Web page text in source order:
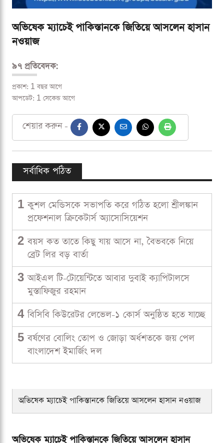
অভিষেক ম্যাচেই পাকিস্তানকে জিতিয়ে আসলেন হাসান
নওয়াজ
৯৭ প্রতিবেদক:
প্রকাশ: 1 বছর আগে
আপডেট: 1 সেকেন্ড আগে
শেয়ার করুন -
সর্বাধিক পঠিত
1 কুশল মেন্ডিসকে সভাপতি করে গঠিত হলো শ্রীলঙ্কান
প্রফেশনাল ক্রিকেটার্স অ্যাসোসিয়েশন
2 বয়স কত তাতে কিছু যায় আসে না, বৈভবকে নিয়ে
ব্রেট লির বড় বার্তা
3 আইএল টি-টোয়েন্টিতে আবার দুবাই ক্যাপিটালসে
মুস্তাফিজুর রহমান
4 বিসিবি কিউরেটর লেভেল-১ কোর্স অনুষ্ঠিত হতে যাচ্ছে
5 বর্ষণের বোলিং তোপ ও জোড়া অর্ধশতকে জয় পেল
বাংলাদেশ ইমার্জিং দল